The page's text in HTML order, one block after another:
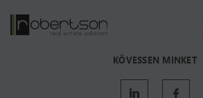
KÖVESSEN MINKET